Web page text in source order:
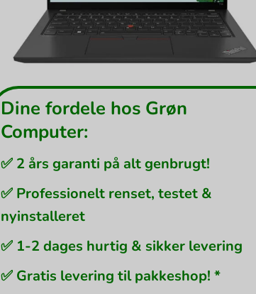
Dine fordele hos Grøn
Computer:
✅ 2 års garanti på alt genbrugt!
✅ Professionelt renset, testet &
nyinstalleret
✅ 1-2 dages hurtig & sikker levering
✅ Gratis levering til pakkeshop! *